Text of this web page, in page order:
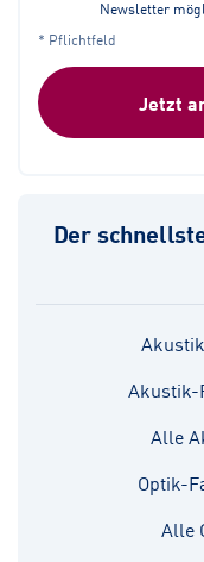
Newsletter
* Pflichtfeld
Jetzt
Der
Akustik-
Alle
Optik-
Alle